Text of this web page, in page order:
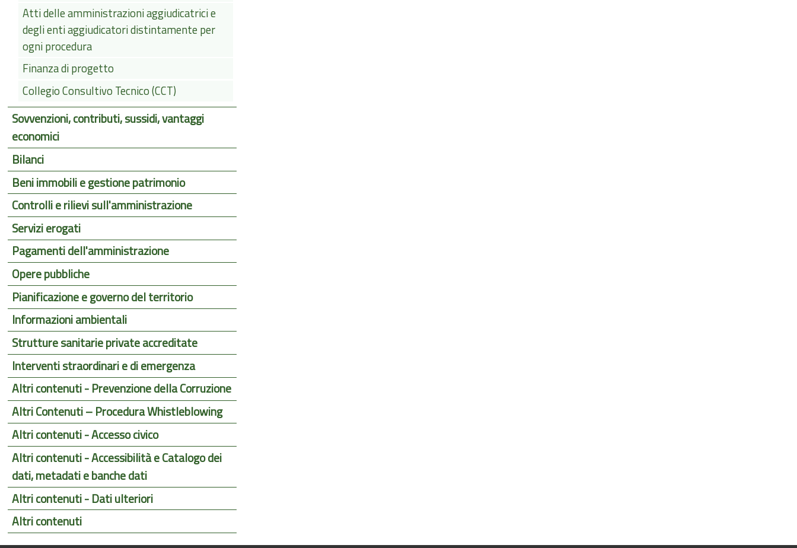
Atti delle amministrazioni aggiudicatrici e
degli enti aggiudicatori distintamente per
ogni procedura
Finanza di progetto
Collegio Consultivo Tecnico (CCT)
Sovvenzioni, contributi, sussidi, vantaggi
economici
Bilanci
Beni immobili e gestione patrimonio
Controlli e rilievi sull'amministrazione
Servizi erogati
Pagamenti dell'amministrazione
Opere pubbliche
Pianificazione e governo del territorio
Informazioni ambientali
Strutture sanitarie private accreditate
Interventi straordinari e di emergenza
Altri contenuti - Prevenzione della Corruzione
Altri Contenuti – Procedura Whistleblowing
Altri contenuti - Accesso civico
Altri contenuti - Accessibilità e Catalogo dei
dati, metadati e banche dati
Altri contenuti - Dati ulteriori
Altri contenuti